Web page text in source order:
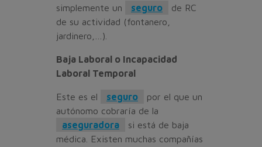
simplemente un
seguro
de RC
de su actividad (fontanero,
jardinero,…).
Baja Laboral o Incapacidad
Laboral Temporal
Este es el seguro
por el que un
autónomo cobraría de la
aseguradora
si está de baja
médica. Existen muchas compañías